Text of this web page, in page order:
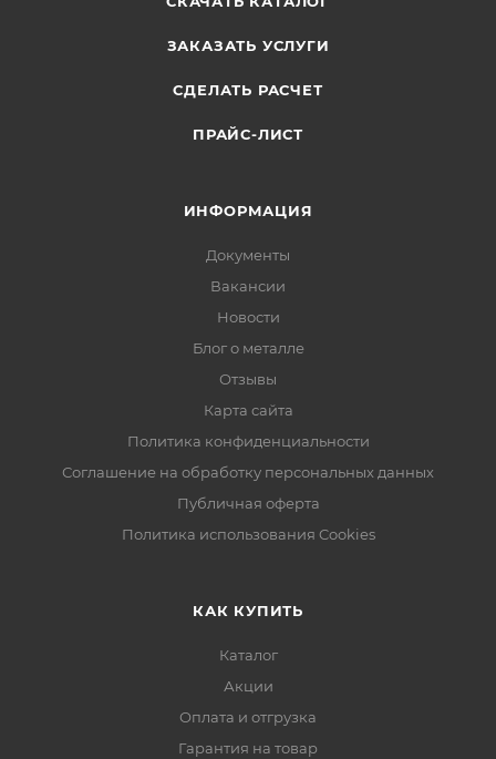
ЗАКАЗАТЬ УСЛУГИ
СДЕЛАТЬ РАСЧЕТ
ПРАЙС-ЛИСТ
ИНФОРМАЦИЯ
Документы
Вакансии
Новости
Блог о металле
Отзывы
Карта сайта
Политика конфиденциальности
Соглашение на обработку персональных данных
Публичная оферта
Политика использования Cookies
КАК КУПИТЬ
Каталог
Акции
Оплата и отгрузка
Гарантия на товар